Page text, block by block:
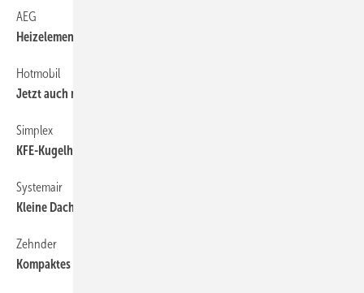
AEG
Heizelemente für Wellness-Liegenprogramm
Hotmobil
Jetzt auch mit mobiler Kälte
Simplex
KFE-Kugelhahn “2 in 1“
Systemair
Kleine Dachventilatoren
Zehnder
Kompaktes Lüftungsgerät